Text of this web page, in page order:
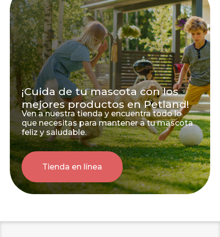
¡Cuida de tu mascota con los
mejores productos en Petland!
Ven a nuestra tienda y encuentra todo lo
que necesitas para mantener a tu mascota
feliz y saludable.
Tienda en línea